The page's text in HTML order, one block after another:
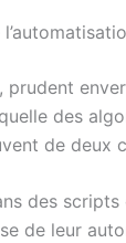
des
de deux
des
de leur